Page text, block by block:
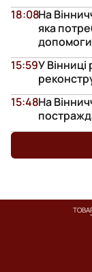
На
яка
допомоги
18:08
У
15:59
На
15:48